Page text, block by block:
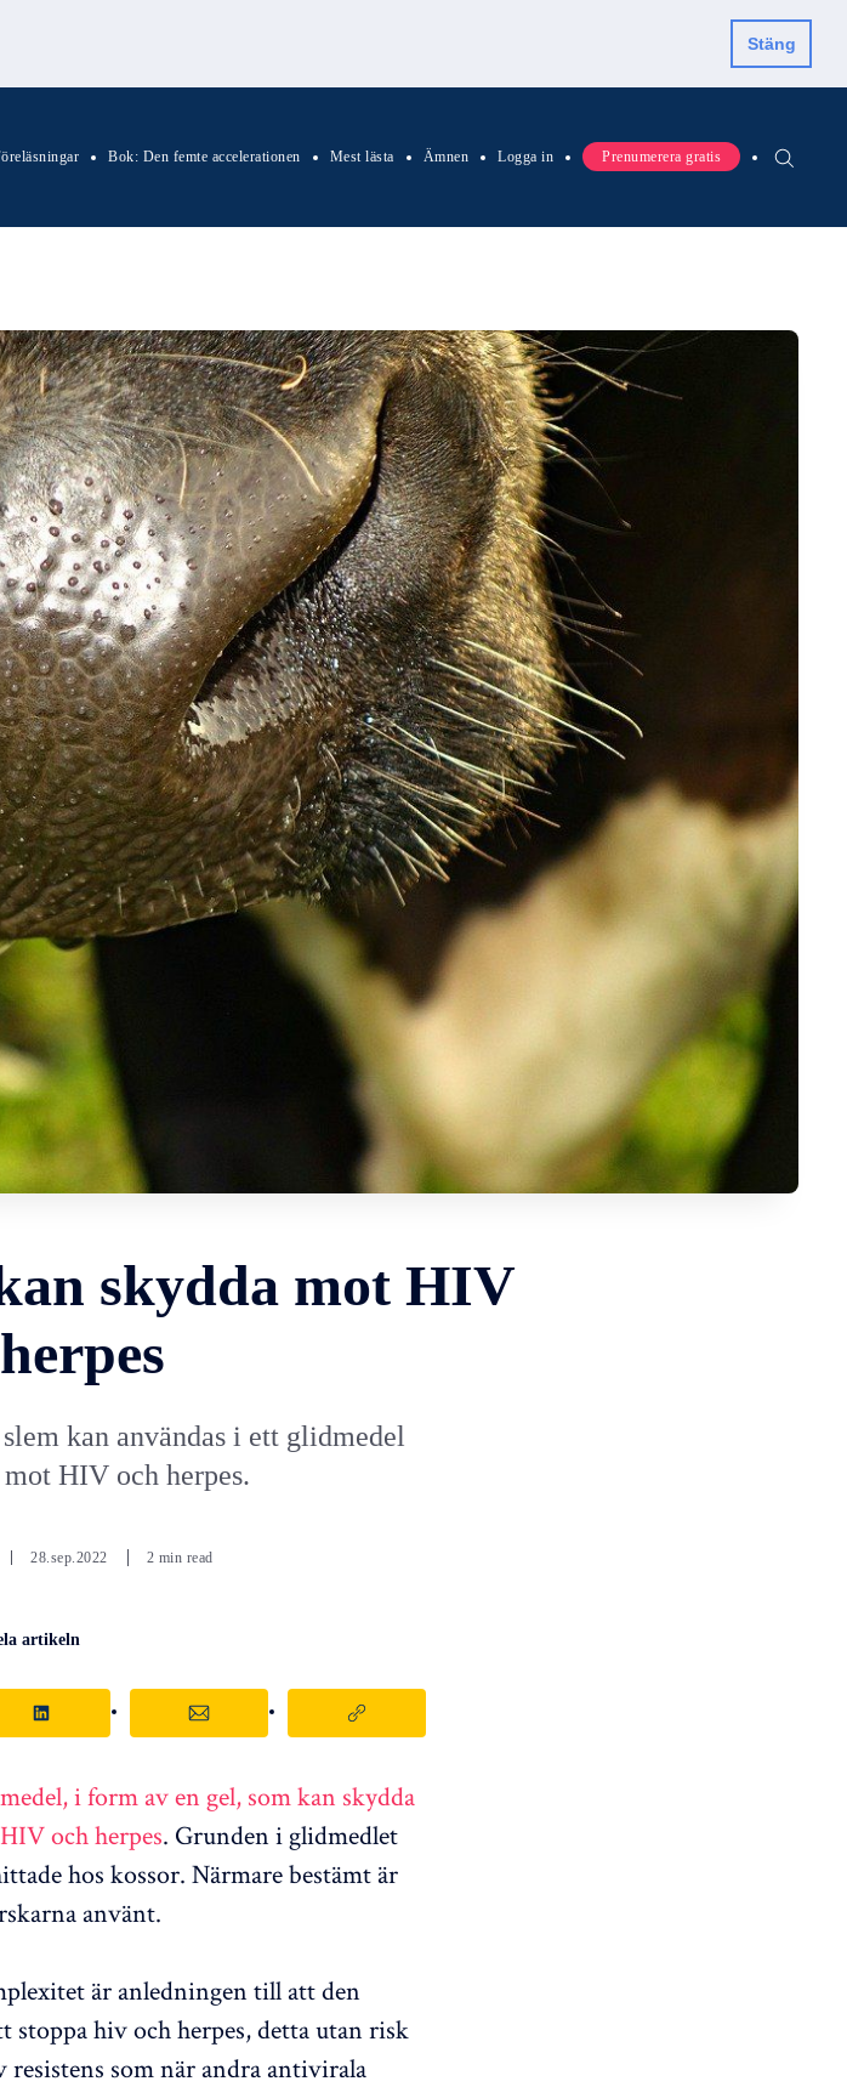
Stäng
Bok: Den femte accelerationen Mest lästa Ämnen Logga in Prenumerera gratis
skydda mot HIV
kan användas i ett glidmedel
HIV och herpes.
28.sep.2022 2 min read
artikeln
i form av en gel, som kan skydda
och herpes. Grunden i glidmedlet
hos kossor. Närmare bestämt är
använt.
är anledningen till att den
stoppa hiv och herpes, detta utan risk
som när andra antivirala